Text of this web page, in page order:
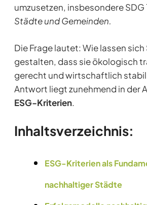
umzusetzen, insbesondere SDG
Städte und Gemeinden.
Die Frage lautet: Wie lassen
gestalten, dass sie ökologisch
gerecht und wirtschaftlich stabil
Antwort liegt zunehmend in der
ESG-Kriterien.
Inhaltsverzeichnis:
ESG-Kriterien als
nachhaltiger Städte